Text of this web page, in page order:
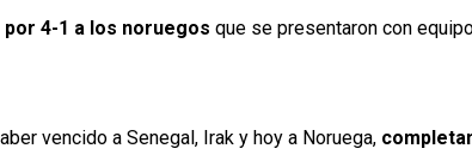
4-1 a los noruegos que se presentaron con
vencido a Senegal, Irak y hoy a Noruega,